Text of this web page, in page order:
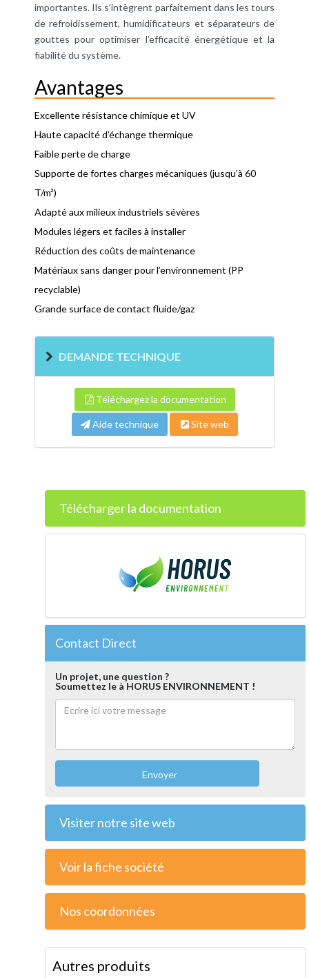
importantes. Ils s’intègrent parfaitement dans les tours
de refroidissement, humidificateurs et séparateurs de
gouttes pour optimiser l’efficacité énergétique et la
fiabilité du système.
Avantages
Excellente résistance chimique et UV
Haute capacité d’échange thermique
Faible perte de charge
Supporte de fortes charges mécaniques (jusqu’à 60
T/m²)
Adapté aux milieux industriels sévères
Modules légers et faciles à installer
Réduction des coûts de maintenance
Matériaux sans danger pour l’environnement (PP
recyclable)
Grande surface de contact fluide/gaz
DEMANDE TECHNIQUE
Téléchargez la documentation
Aide technique Site web
Télécharger la documentation
Contact Direct
Un projet, une question ?
Soumettez le à HORUS ENVIRONNEMENT !
Envoyer
Visiter notre site web
Voir la fiche société
Nos coordonnées
Autres produits